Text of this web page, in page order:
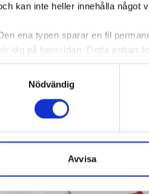
kan inte heller innehålla något
ena typen sparar en fil
dig på hemsidan. Detta enbart
flesta webbläsare har
någon koppling till personlig
Den andra typen av cookies som
Nödvändig
Avvisa
I lager 119 st